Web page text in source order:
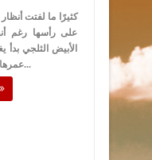
على رأسها رغم
الأبيض الثلجي
عمرها الستيني، فيما كنَّ بناتها يرتدين...